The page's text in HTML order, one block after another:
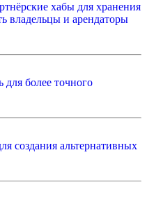
хабы для хранения
владельцы и арендаторы
для более точного
создания альтернативных